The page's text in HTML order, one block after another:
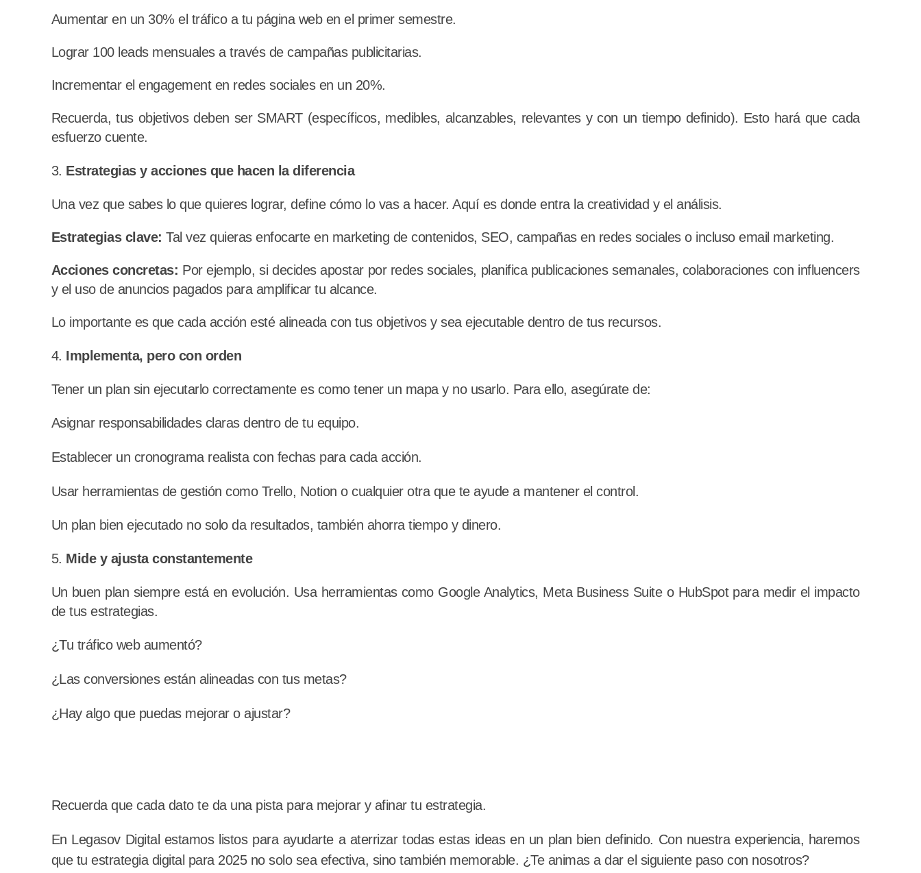
Aumentar en un 30% el tráfico a tu página web en el primer semestre.
Lograr 100 leads mensuales a través de campañas publicitarias.
Incrementar el engagement en redes sociales en un 20%.
Recuerda, tus objetivos deben ser SMART (específicos, medibles, alcanzables, relevantes y con un tiempo definido). Esto hará que cada
esfuerzo cuente.
Estrategias y acciones que hacen la diferencia
Una vez que sabes lo que quieres lograr, define cómo lo vas a hacer. Aquí es donde entra la creatividad y el análisis.
Estrategias clave: Tal vez quieras enfocarte en marketing de contenidos, SEO, campañas en redes sociales o incluso email marketing.
Acciones concretas: Por ejemplo, si decides apostar por redes sociales, planifica publicaciones semanales, colaboraciones con influencers
y el uso de anuncios pagados para amplificar tu alcance.
Lo importante es que cada acción esté alineada con tus objetivos y sea ejecutable dentro de tus recursos.
Implementa, pero con orden
Tener un plan sin ejecutarlo correctamente es como tener un mapa y no usarlo. Para ello, asegúrate de:
Asignar responsabilidades claras dentro de tu equipo.
Establecer un cronograma realista con fechas para cada acción.
Usar herramientas de gestión como Trello, Notion o cualquier otra que te ayude a mantener el control.
Un plan bien ejecutado no solo da resultados, también ahorra tiempo y dinero.
Mide y ajusta constantemente
Un buen plan siempre está en evolución. Usa herramientas como Google Analytics, Meta Business Suite o HubSpot para medir el impacto
de tus estrategias.
¿Tu tráfico web aumentó?
¿Las conversiones están alineadas con tus metas?
¿Hay algo que puedas mejorar o ajustar?
Recuerda que cada dato te da una pista para mejorar y afinar tu estrategia.
En Legasov Digital estamos listos para ayudarte a aterrizar todas estas ideas en un plan bien definido. Con nuestra experiencia, haremos
que tu estrategia digital para 2025 no solo sea efectiva, sino también memorable. ¿Te animas a dar el siguiente paso con nosotros?